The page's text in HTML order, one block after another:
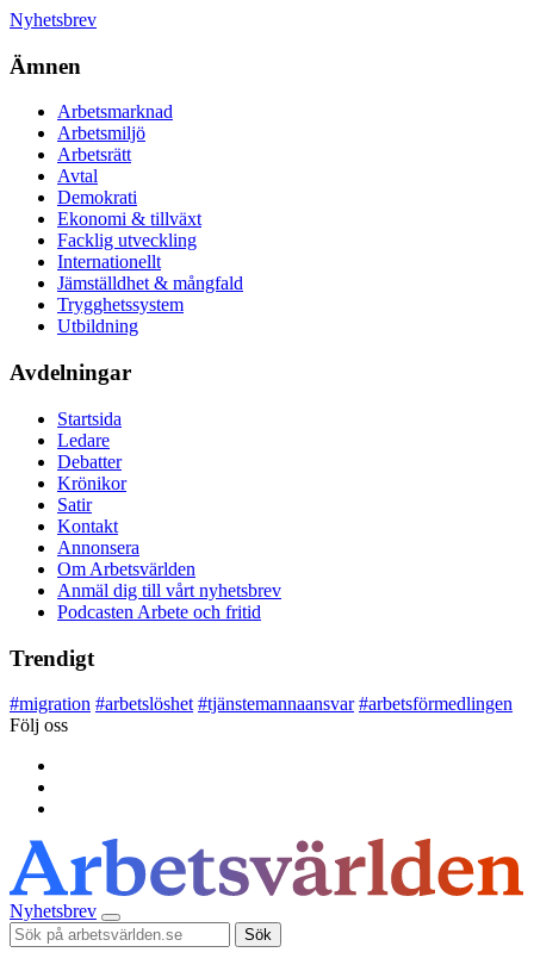
Nyhetsbrev
Ämnen
Arbetsmarknad
Arbetsmiljö
Arbetsrätt
Avtal
Demokrati
Ekonomi & tillväxt
Facklig utveckling
Internationellt
Jämställdhet & mångfald
Trygghetssystem
Utbildning
Avdelningar
Startsida
Ledare
Debatter
Krönikor
Satir
Kontakt
Annonsera
Om Arbetsvärlden
Anmäl dig till vårt nyhetsbrev
Podcasten Arbete och fritid
Trendigt
#migration #arbetslöshet #tjänstemannaansvar #arbetsförmedlingen
Följ oss
Nyhetsbrev
Sök